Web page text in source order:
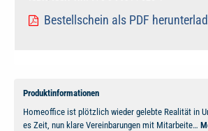
Bestellschein als PDF
Produktinformationen
Homeoffice ist plötzlich wieder gelebte Realität in
es Zeit, nun klare Vereinbarungen mit Mitarbeite…